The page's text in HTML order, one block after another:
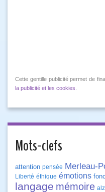
Cette gentille publicité permet de
la publicité et les cookies
Mots-clefs
attention pensée Merleau-
Liberté éthique émotions
langage mémoire